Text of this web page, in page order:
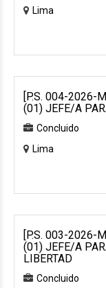
Lima
[P.S. 004-2026-
(01) JEFE/A
Concluido
Lima
[P.S. 003-2026-
(01) JEFE/A
LIBERTAD
Concluido